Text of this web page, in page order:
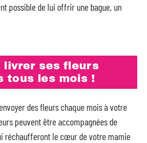
possible de lui offrir une bague, un
livrer ses fleurs
tous les mois !
des fleurs chaque mois à votre
peuvent être accompagnées de
réchaufferont le cœur de votre mamie